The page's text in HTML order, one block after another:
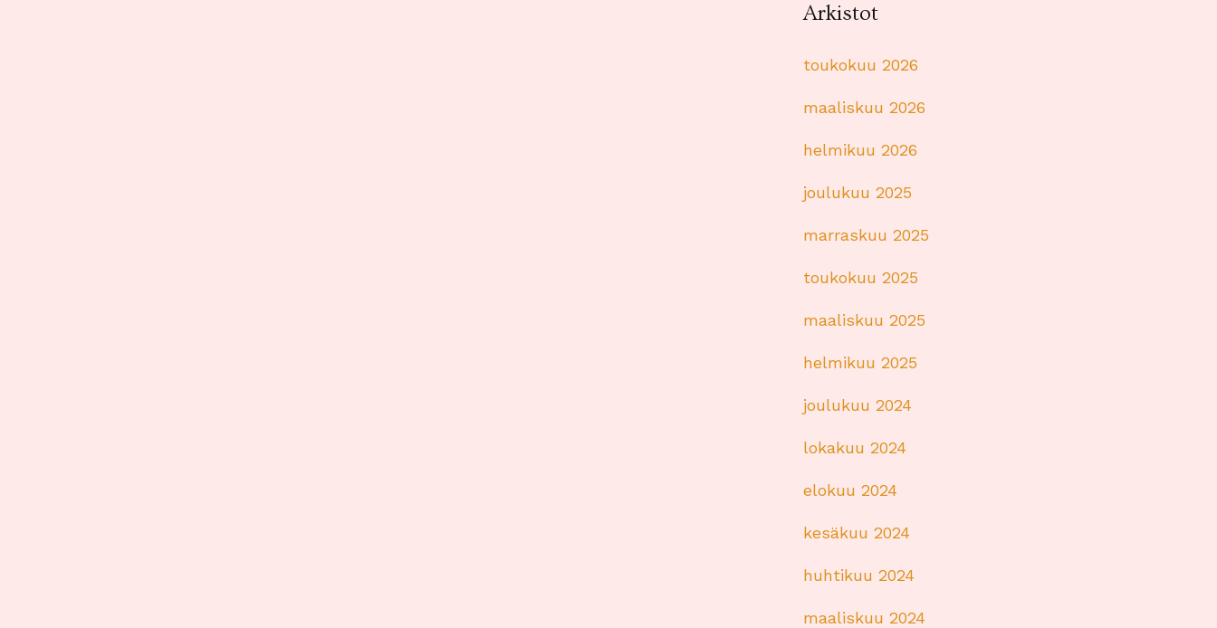
Arkistot
toukokuu 2026
maaliskuu 2026
helmikuu 2026
joulukuu 2025
marraskuu 2025
toukokuu 2025
maaliskuu 2025
helmikuu 2025
joulukuu 2024
lokakuu 2024
elokuu 2024
kesäkuu 2024
huhtikuu 2024
maaliskuu 2024